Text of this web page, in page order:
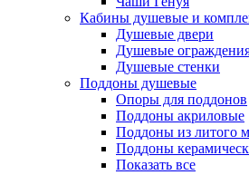
Кабины душевые и
Душевые двери
Душевые
Душевые стенки
Поддоны душевые
Опоры для поддонов
Поддоны акриловые
Поддоны из литого
Поддоны
Показать все